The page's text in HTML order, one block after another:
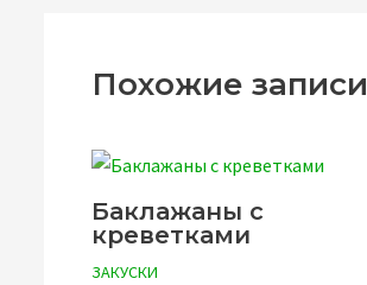
Похожие записи
Баклажаны с
креветками
ЗАКУСКИ